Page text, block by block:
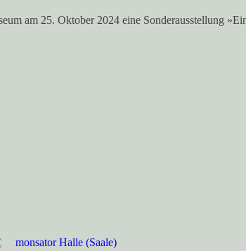
am 25. Oktober 2024 eine Sonderausstellung